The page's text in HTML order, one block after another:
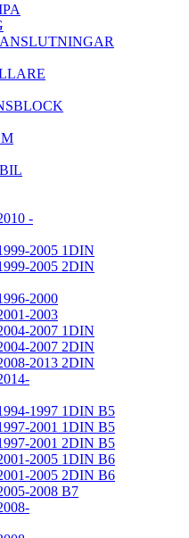
-
2005 1DIN
2005 2DIN
2000
2003
2007 1DIN
2007 2DIN
2013 2DIN
1997 1DIN B5
2001 1DIN B5
2001 2DIN B5
2005 1DIN B6
2005 2DIN B6
2008 B7